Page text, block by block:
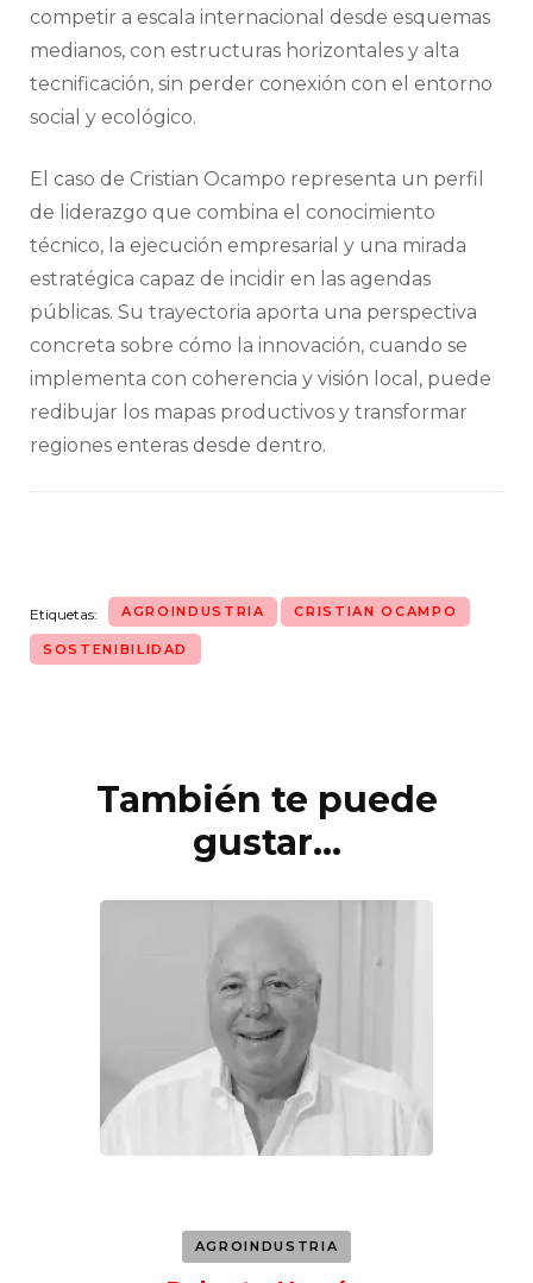
competir a escala internacional desde esquemas
medianos, con estructuras horizontales y alta
tecnificación, sin perder conexión con el entorno
social y ecológico.
El caso de Cristian Ocampo representa un perfil
de liderazgo que combina el conocimiento
técnico, la ejecución empresarial y una mirada
estratégica capaz de incidir en las agendas
públicas. Su trayectoria aporta una perspectiva
concreta sobre cómo la innovación, cuando se
implementa con coherencia y visión local, puede
redibujar los mapas productivos y transformar
regiones enteras desde dentro.
Etiquetas: AGROINDUSTRIA CRISTIAN OCAMPO
SOSTENIBILIDAD
NavegaciónTambién te puede
gustar...
AGROINDUSTRIA